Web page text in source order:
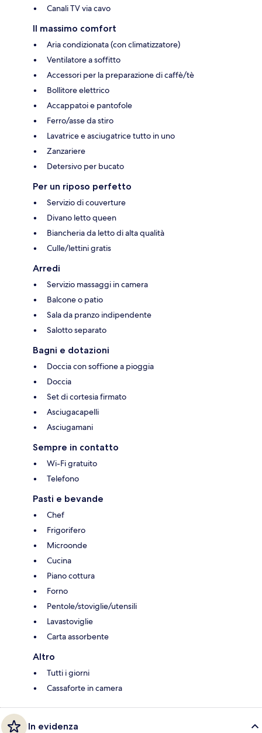
Canali TV via cavo
Il massimo comfort
Aria condizionata (con climatizzatore)
Ventilatore a soffitto
Accessori per la preparazione di caffè/tè
Bollitore elettrico
Accappatoi e pantofole
Ferro/asse da stiro
Lavatrice e asciugatrice tutto in uno
Zanzariere
Detersivo per bucato
Per un riposo perfetto
Servizio di couverture
Divano letto queen
Biancheria da letto di alta qualità
Culle/lettini gratis
Arredi
Servizio massaggi in camera
Balcone o patio
Sala da pranzo indipendente
Salotto separato
Bagni e dotazioni
Doccia con soffione a pioggia
Doccia
Set di cortesia firmato
Asciugacapelli
Asciugamani
Sempre in contatto
Wi-Fi gratuito
Telefono
Pasti e bevande
Chef
Frigorifero
Microonde
Cucina
Piano cottura
Forno
Pentole/stoviglie/utensili
Lavastoviglie
Carta assorbente
Altro
Tutti i giorni
Cassaforte in camera
In evidenza